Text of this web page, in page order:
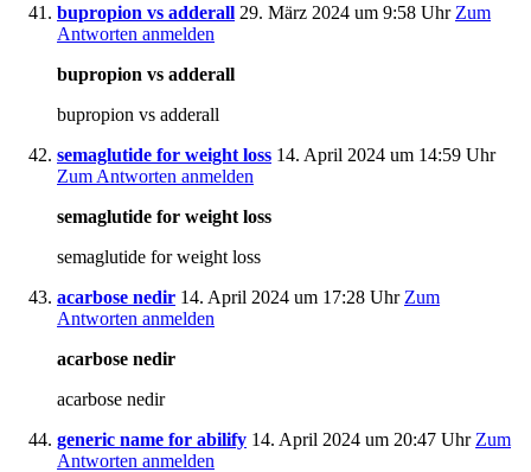
bupropion vs adderall 29. März 2024 um 9:58 Uhr Zum
Antworten anmelden
bupropion vs adderall
bupropion vs adderall
semaglutide for weight loss 14. April 2024 um 14:59 Uhr
Zum Antworten anmelden
semaglutide for weight loss
semaglutide for weight loss
acarbose nedir 14. April 2024 um 17:28 Uhr Zum
Antworten anmelden
acarbose nedir
acarbose nedir
generic name for abilify 14. April 2024 um 20:47 Uhr Zum
Antworten anmelden